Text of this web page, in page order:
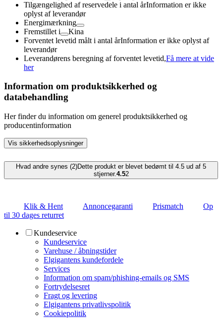
Tilgængelighed af reservedele i antal årInformation er ikke
oplyst af leverandør
Energimærkning
Fremstillet i
Kina
Forventet levetid målt i antal årInformation er ikke oplyst af
leverandør
Leverandørens beregning af forventet levetid,Få mere at vide
her
Information om produktsikkerhed og
databehandling
Her finder du information om generel produktsikkerhed og
producentinformation
Vis sikkerhedsoplysninger
Hvad andre synes (2)Dette produkt er blevet bedømt til 4.5 ud af 5
stjerner.4.52
Klik & Hent Annoncegaranti Prismatch
Op
til 30 dages returret
Kundeservice
Kundeservice
Varehuse / åbningstider
Elgigantens kundefordele
Services
Information om spam/phishing-emails og SMS
Fortrydelsesret
Fragt og levering
Elgigantens privatlivspolitik
Cookiepolitik